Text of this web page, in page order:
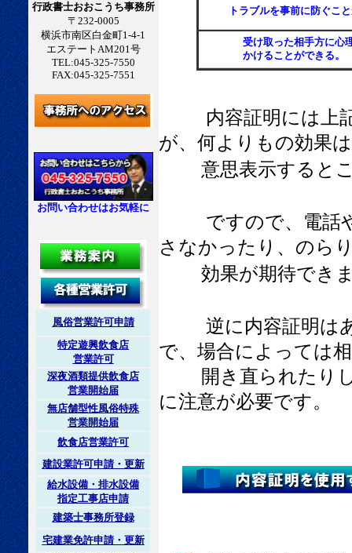
行政書士おおこうち事務所
〒232-0005
横浜市南区白金町1-4-1
エステートAM201号
TEL:045-325-7550
FAX:045-325-7551
お問い合わせはお気軽に
風俗営業許可申請
特定遊興飲食店
営業許可
深夜酒類提供飲食店
営業開始届
無店舗型性風俗特殊
営業開始届
飲食店営業許可
建設業許可申請・更新
給水設備・排水設備
指定工事店申請
建築士事務所登録
宅建業免許申請・更新
トラブルを事前に防ぐこ
受け取った相手方に心
かけることができる。
内容証明には上
が、何よりもの効果
意思表示するとこ
ですので、電話
さなかったり、のら
効果が期待でき
逆に内容証明は
で、場合によっては
開き直られたりし
に注意が必要です。